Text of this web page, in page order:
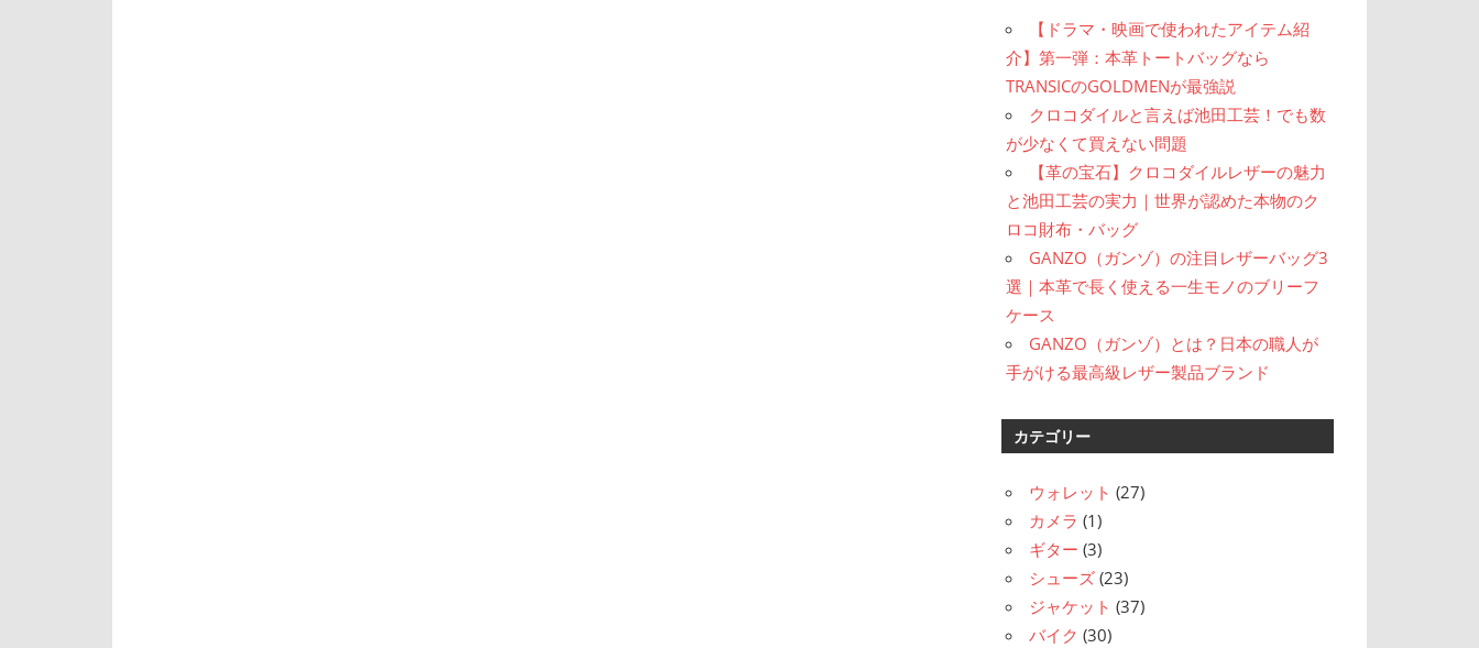
【ドラマ・映画で使われたアイテム紹
介】第一弾：本革トートバッグなら
TRANSICのGOLDMENが最強説
クロコダイルと言えば池田工芸！でも数
が少なくて買えない問題
【革の宝石】クロコダイルレザーの魅力
と池田工芸の実力｜世界が認めた本物のク
ロコ財布・バッグ
GANZO（ガンゾ）の注目レザーバッグ3
選｜本革で長く使える一生モノのブリーフ
ケース
GANZO（ガンゾ）とは？日本の職人が
手がける最高級レザー製品ブランド
カテゴリー
ウォレット (27)
カメラ (1)
ギター (3)
シューズ (23)
ジャケット (37)
バイク (30)